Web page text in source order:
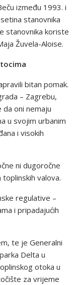
između 1993. i
stanovnika
stanovnika koriste
Žuvela-Aloise.
bitan pomak.
– Zagrebu,
da oni nemaju
u svojim urbanim
i visokih
ni dugoročne
valova.
regulative –
i pripadajućih
te je Generalni
Delta u
otoka u
za vrijeme